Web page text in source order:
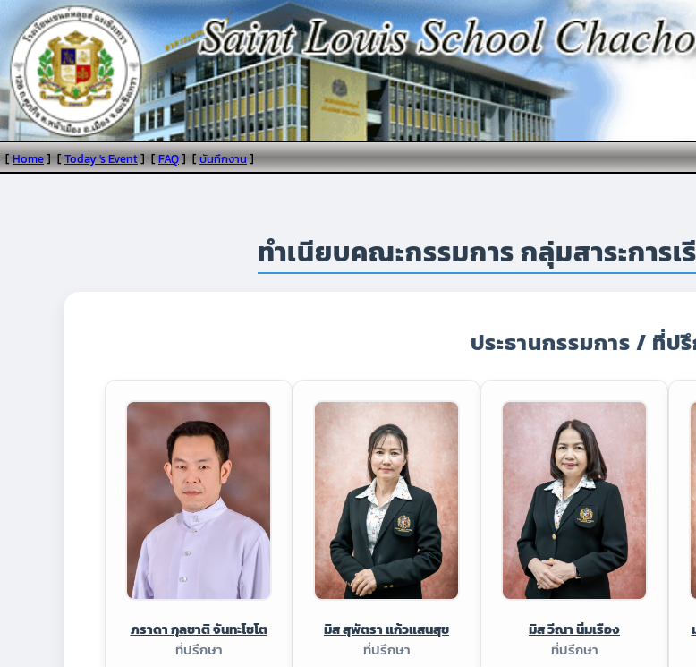
[Home] [Today 's Event] [FAQ] [บันทึกงาน]
ทำเนียบคณะกรรมการ กลุ่มสาระการ
ประธานกรรมการ / ที่ป
ภราดา กุลชาติ จันทะโชโต
ที่ปรึกษา
มิส สุพัตรา แก้วแสนสุข
ที่ปรึกษา
มิส วีณา นิ่มเรือง
ที่ปรึกษา